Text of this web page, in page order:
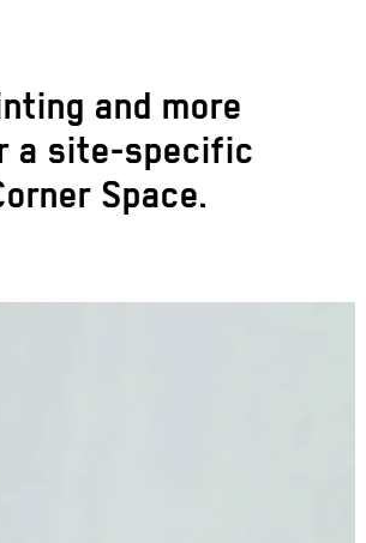
and more
a site-specific
Space.